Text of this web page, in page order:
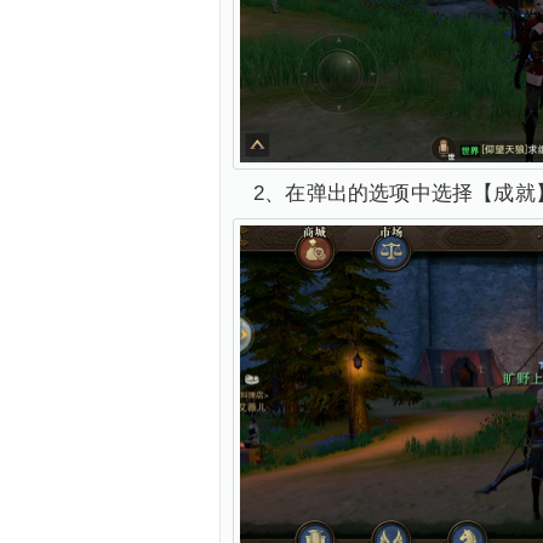
2、在弹出的选项中选择【成就